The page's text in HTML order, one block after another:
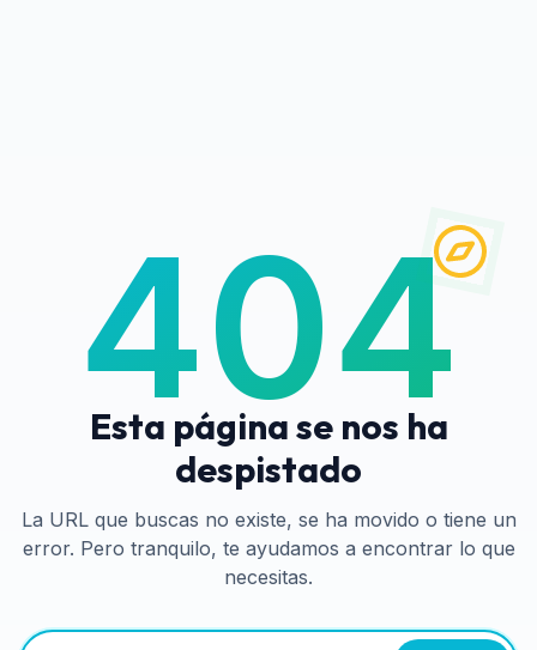
404
Esta página se nos ha
despistado
La URL que buscas no existe, se ha movido o tiene un
error. Pero tranquilo, te ayudamos a encontrar lo que
necesitas.